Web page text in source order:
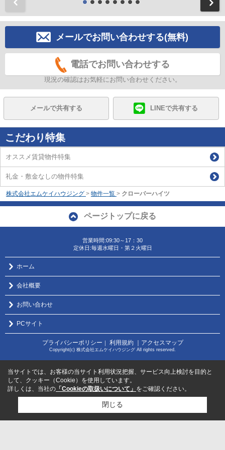
メールでお問い合わせする(無料)
電話でお問い合わせする
現況の確認はお気軽にお問い合わせください。
メールで共有する LINEで共有する
こだわり特集
オススメ賃貸物件特集
礼金・敷金なしの物件特集
株式会社エムケイハウジング > 物件一覧 > クローバーハイツ
ページトップに戻る
営業時間:09:30～17：30
定休日:毎週水曜日・第２火曜日
ホーム
会社概要
お問い合わせ
PCサイト
プライバシーポリシー 利用規約 ｜アクセスマップ
Copyright(c) 株式会社エムケイハウジング All rights reserved.
当サイトでは、お客様の当サイト利用状況把握、サービス向上検討を目的と
して、クッキー（Cookie）を使用しています。
詳しくは、当社の 「Cookieの取扱いについて」 をご確認ください。
閉じる